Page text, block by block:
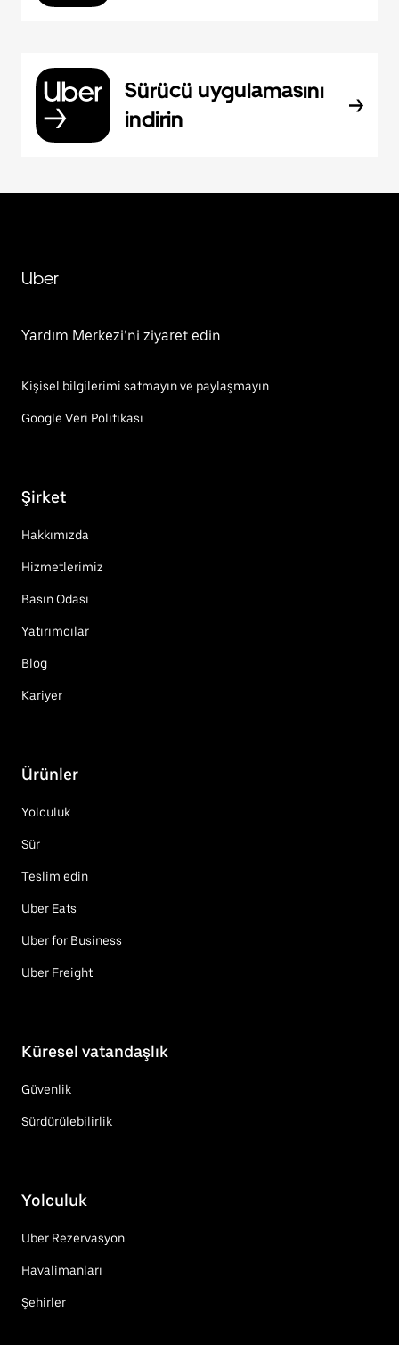
Sürücü uygulamasını
indirin
Uber
Yardım Merkezi’ni ziyaret edin
Kişisel bilgilerimi satmayın ve paylaşmayın
Google Veri Politikası
Şirket
Hakkımızda
Hizmetlerimiz
Basın Odası
Yatırımcılar
Blog
Kariyer
Ürünler
Yolculuk
Sür
Teslim edin
Uber Eats
Uber for Business
Uber Freight
Küresel vatandaşlık
Güvenlik
Sürdürülebilirlik
Yolculuk
Uber Rezervasyon
Havalimanları
Şehirler